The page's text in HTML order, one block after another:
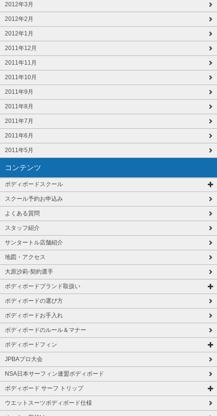
2012年3月
2012年2月
2012年1月
2011年12月
2011年11月
2011年10月
2011年9月
2011年8月
2011年7月
2011年6月
2011年5月
コンテンツ
ボディボードスクール
スクール予約お申込み
よくある質問
スタッフ紹介
サンタートル店舗紹介
地図・アクセス
大原沙莉-契約選手
ボディボードブランド取扱い
ボディボードの選び方
ボディボードお手入れ
ボディボードのルール＆マナー
ボディボードフィン
JPBAプロ大会
NSA日本サーフィン連盟ボディボード
ボディボード サーフ トリップ
ウエットスーツボディボード仕様